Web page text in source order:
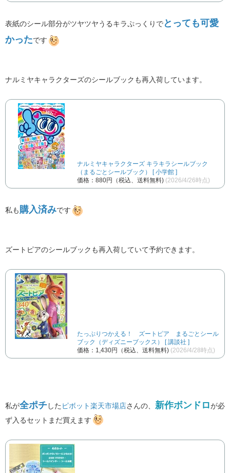
表紙のシール部分がツヤツヤうるキラぷっくりでとっても可愛
かったです
ナルミヤキャラクターズのシールブックも再入荷しています。
ナルミヤキャラクターズ キラキラシールブック
（まるごとシールブック） [ 小学館 ]
価格：880円（税込、送料無料) (2026/4/26時点)
私も購入済みです
ズートピアのシールブックも再入荷していて予約できます。
たっぷりつかえる！ ズートピア まるごとシール
ブック（ディズニーブックス） [ 講談社 ]
価格：1,430円（税込、送料無料) (2026/4/28時点)
私が全ポチした ピボット楽天市場店さんの、 新作ボンドロが必
ず入るセットまだ買えます